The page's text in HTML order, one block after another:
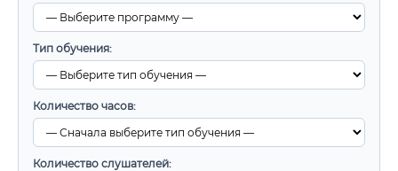
Тип обучения:
Количество часов:
Количество слушателей: